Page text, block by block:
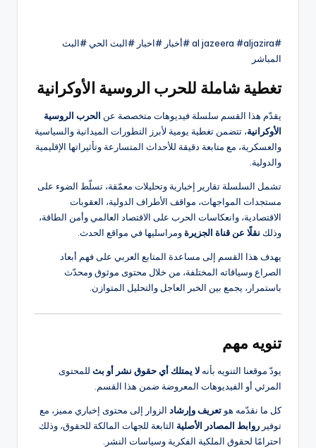
#al jazeera #aljazira #أخبار #اخبار #البث الحي #البث
المباشر
تغطية شاملة للحرب الروسية الأوكرانية
يقدّم هذا القسم سلسلة فيديوهات متخصصة عن الحرب الروسية
الأوكرانية، تتضمن تغطية يومية لأبرز التطورات الميدانية والسياسية
والعسكرية، مع متابعة دقيقة للأحداث المتسارعة وتأثيراتها الإقليمية
والدولية.
تشمل السلسلة تقارير إخبارية وتحليلات معمّقة، تسلّط الضوء على
مستجدات المواجهات، مواقف الأطراف الدولية، العقوبات
الاقتصادية، وانعكاسات الحرب على الاقتصاد العالمي وأمن الطاقة،
وذلك نقلًا عن قناة الجزيرةومراسليها في مواقع الحدث.
يهدف هذا القسم إلى مساعدة المتابع العربي على فهم أبعاد
الصراع وسياقاته المختلفة، من خلال محتوى موثوق ومحدّث
باستمرار، يجمع بين الخبر العاجل والتحليل المتوازن.
تنويه مهم
يودّ موقعنا التنويه بأنه لا يمتلك أي حقوق نشر أو بث للمحتوى
المرئي أو الفيديوهات المعروضة ضمن هذا القسم.
كل ما نقدّمه هو تعريف وإرشاد الزوار إلى محتوى إخباري مميز، مع
توفير روابط المصادر الأصلية التابعة للجهات المالكة للحقوق، وذلك
احترامًا لحقوق الملكية الفكرية وسياسات النشر.